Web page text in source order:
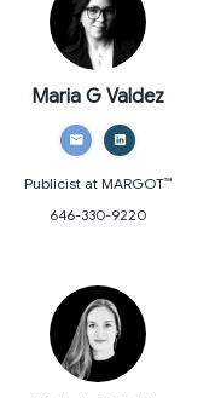
Maria G Valdez
Publicist at MARGOT™
646-330-9220